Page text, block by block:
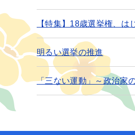
【特集】18歳選挙権、は
明るい選挙の推進
「三ない運動」～政治家